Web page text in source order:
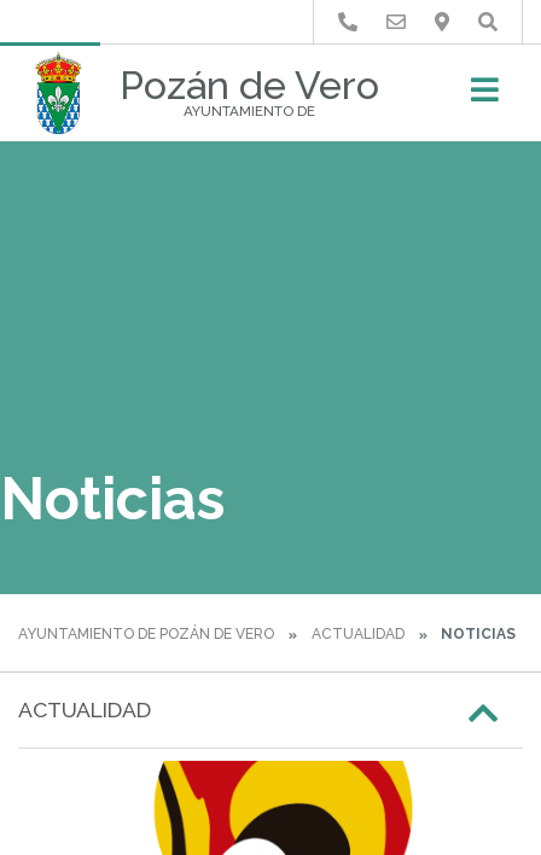
Pozán de Vero
AYUNTAMIENTO DE
Buscar
Noticias
AYUNTAMIENTO DE POZÁN DE VERO ACTUALIDAD NOTICIAS
ACTUALIDAD